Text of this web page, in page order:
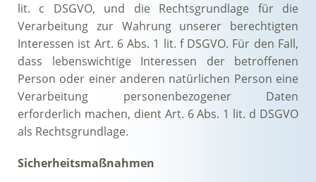
lit. c DSGVO, und die Rechtsgrundlage für die
Verarbeitung zur Wahrung unserer berechtigten
Interessen ist Art. 6 Abs. 1 lit. f DSGVO. Für den Fall,
dass lebenswichtige Interessen der betroffenen
Person oder einer anderen natürlichen Person eine
Verarbeitung personenbezogener Daten
erforderlich machen, dient Art. 6 Abs. 1 lit. d DSGVO
als Rechtsgrundlage.
Sicherheitsmaßnahmen